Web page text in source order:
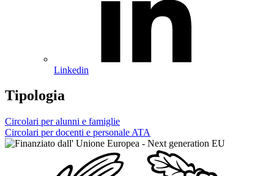
Linkedin
Tipologia
Circolari per alunni e famiglie
Circolari per docenti e personale ATA